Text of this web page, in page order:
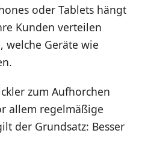
oder Tablets hängt
Kunden verteilen
welche Geräte wie
zum Aufhorchen
allem regelmäßige
der Grundsatz: Besser